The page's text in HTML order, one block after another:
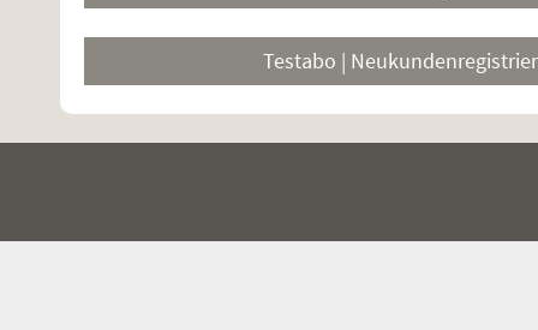
Testabo |